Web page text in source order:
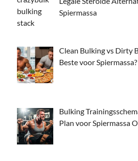
Spiermassa
Clean Bulking vs Dirty
Beste voor Spiermassa?
Bulking
Plan voor Spiermassa